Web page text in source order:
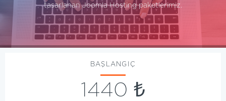
tasarlanan Joomla Hosting paketlerimiz.
BAŞLANGIÇ
1440 ₺